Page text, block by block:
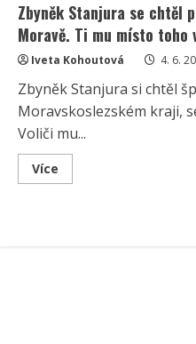
Zbyněk Stanjura se chtěl
Moravě. Ti mu místo
Iveta Kohoutová 4. 6.
Zbyněk Stanjura si chtěl
Moravskoslezském kraji,
Voliči mu...
Více
more